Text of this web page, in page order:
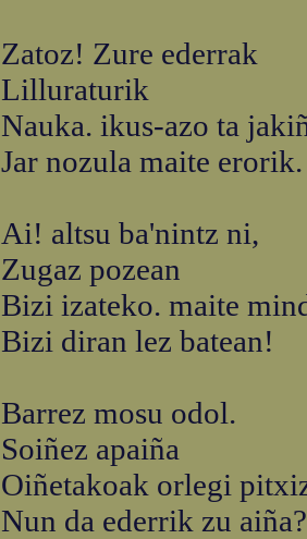
Zatoz! Zure ederrak
Lilluraturik
Nauka. ikus-azo ta
Jar nozula maite erorik.
Ai! altsu ba'nintz ni,
Zugaz pozean
Bizi izateko. maite
Bizi diran lez batean!
Barrez mosu odol.
Soiñez apaiña
Oiñetakoak orlegi
Nun da ederrik zu aiña?